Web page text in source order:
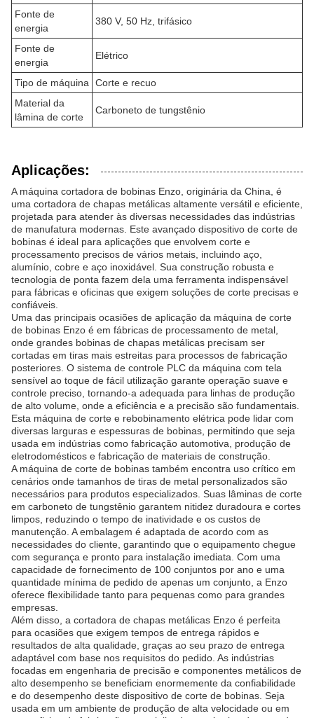
Fonte de
energia
380 V, 50 Hz, trifásico
Fonte de
energia
Elétrico
Tipo de máquina
Corte e recuo
Material da
lâmina de corte
Carboneto de tungstênio
Aplicações:
A máquina cortadora de bobinas Enzo, originária da China, é
uma cortadora de chapas metálicas altamente versátil e eficiente,
projetada para atender às diversas necessidades das indústrias
de manufatura modernas. Este avançado dispositivo de corte de
bobinas é ideal para aplicações que envolvem corte e
processamento precisos de vários metais, incluindo aço,
alumínio, cobre e aço inoxidável. Sua construção robusta e
tecnologia de ponta fazem dela uma ferramenta indispensável
para fábricas e oficinas que exigem soluções de corte precisas e
confiáveis.
Uma das principais ocasiões de aplicação da máquina de corte
de bobinas Enzo é em fábricas de processamento de metal,
onde grandes bobinas de chapas metálicas precisam ser
cortadas em tiras mais estreitas para processos de fabricação
posteriores. O sistema de controle PLC da máquina com tela
sensível ao toque de fácil utilização garante operação suave e
controle preciso, tornando-a adequada para linhas de produção
de alto volume, onde a eficiência e a precisão são fundamentais.
Esta máquina de corte e rebobinamento elétrica pode lidar com
diversas larguras e espessuras de bobinas, permitindo que seja
usada em indústrias como fabricação automotiva, produção de
eletrodomésticos e fabricação de materiais de construção.
A máquina de corte de bobinas também encontra uso crítico em
cenários onde tamanhos de tiras de metal personalizados são
necessários para produtos especializados. Suas lâminas de corte
em carboneto de tungstênio garantem nitidez duradoura e cortes
limpos, reduzindo o tempo de inatividade e os custos de
manutenção. A embalagem é adaptada de acordo com as
necessidades do cliente, garantindo que o equipamento chegue
com segurança e pronto para instalação imediata. Com uma
capacidade de fornecimento de 100 conjuntos por ano e uma
quantidade mínima de pedido de apenas um conjunto, a Enzo
oferece flexibilidade tanto para pequenas como para grandes
empresas.
Além disso, a cortadora de chapas metálicas Enzo é perfeita
para ocasiões que exigem tempos de entrega rápidos e
resultados de alta qualidade, graças ao seu prazo de entrega
adaptável com base nos requisitos do pedido. As indústrias
focadas em engenharia de precisão e componentes metálicos de
alto desempenho se beneficiam enormemente da confiabilidade
e do desempenho deste dispositivo de corte de bobinas. Seja
usada em um ambiente de produção de alta velocidade ou em